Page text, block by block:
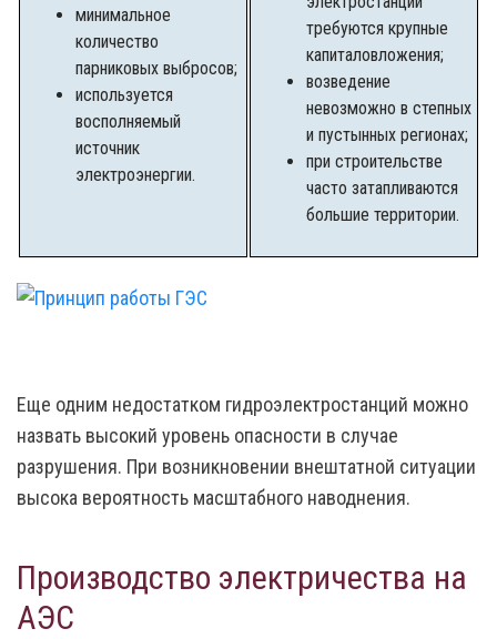
минимальное
количество
парниковых выбросов;
используется
восполняемый
источник
электроэнергии.
требуются крупные
капиталовложения;
возведение
невозможно в степных
и пустынных регионах;
при строительстве
часто затапливаются
большие территории.
Еще одним недостатком гидроэлектростанций можно
назвать высокий уровень опасности в случае
разрушения. При возникновении внештатной ситуации
высока вероятность масштабного наводнения.
Производство электричества на
АЭС